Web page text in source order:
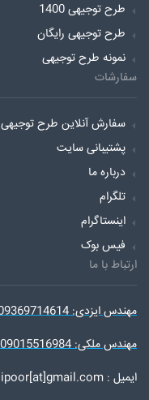
طرح توجیهی 1400
طرح توجیهی رایگان
نمونه طرح توجیهی
سفارشات
سفارش آنلاین طرح توجیهی
پشتیبانی سایت
درباره ما
تلگرام
اینستاگرام
فیس بوک
ارتباط با ما
مهندس ایزدی: 09369714614
مهندس ملکی: 09015516984
ایمیل : saeidizadipoor[at]gmail.com